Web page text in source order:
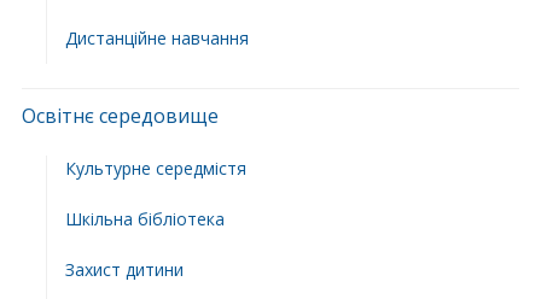
Дистанційне навчання
Освітнє середовище
Культурне середмістя
Шкільна бібліотека
Захист дитини